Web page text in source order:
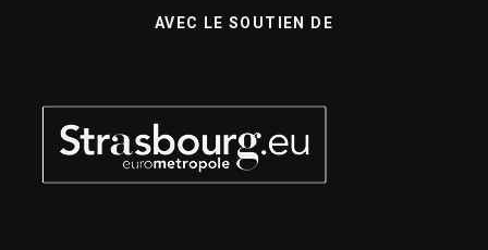
AVEC LE SOUTIEN DE